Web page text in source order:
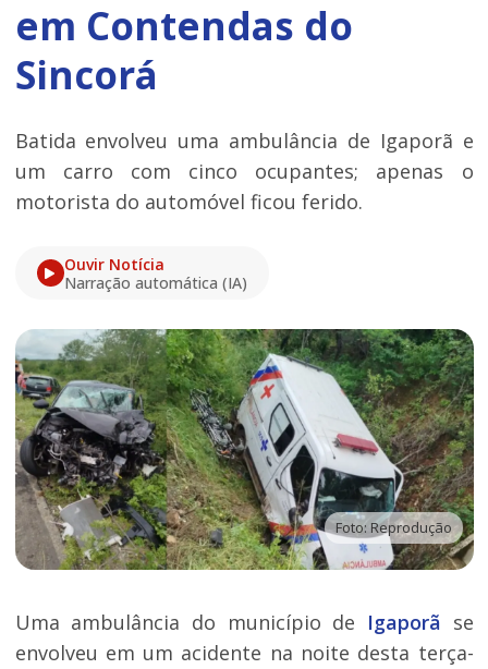
em Contendas do
Sincorá
Batida envolveu uma ambulância de Igaporã e
um carro com cinco ocupantes; apenas o
motorista do automóvel ficou ferido.
Ouvir Notícia
Narração automática (IA)
Foto: Reprodução
Uma ambulância do município de Igaporã se
envolveu em um acidente na noite desta terça-